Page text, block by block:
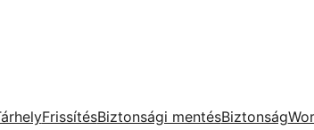
FrissítésBiztonsági mentésBiztonság